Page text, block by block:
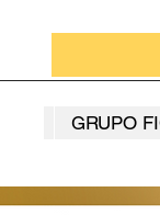
GRUPO